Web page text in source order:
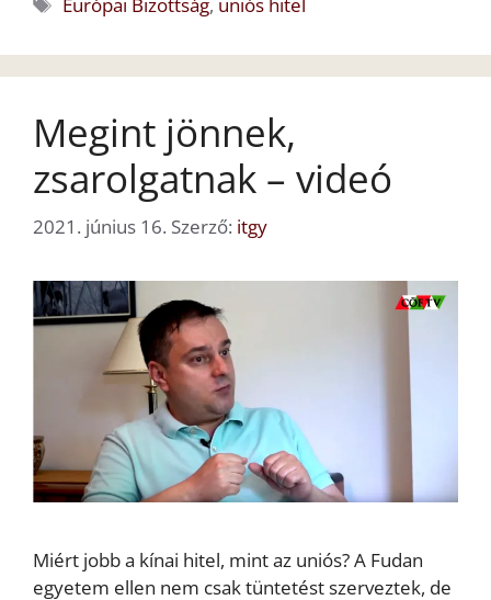
Megint jönnek,
zsarolgatnak – videó
2021. június 16. Szerző: itgy
Miért jobb a kínai hitel, mint az uniós? A Fudan
egyetem ellen nem csak tüntetést szerveztek, de